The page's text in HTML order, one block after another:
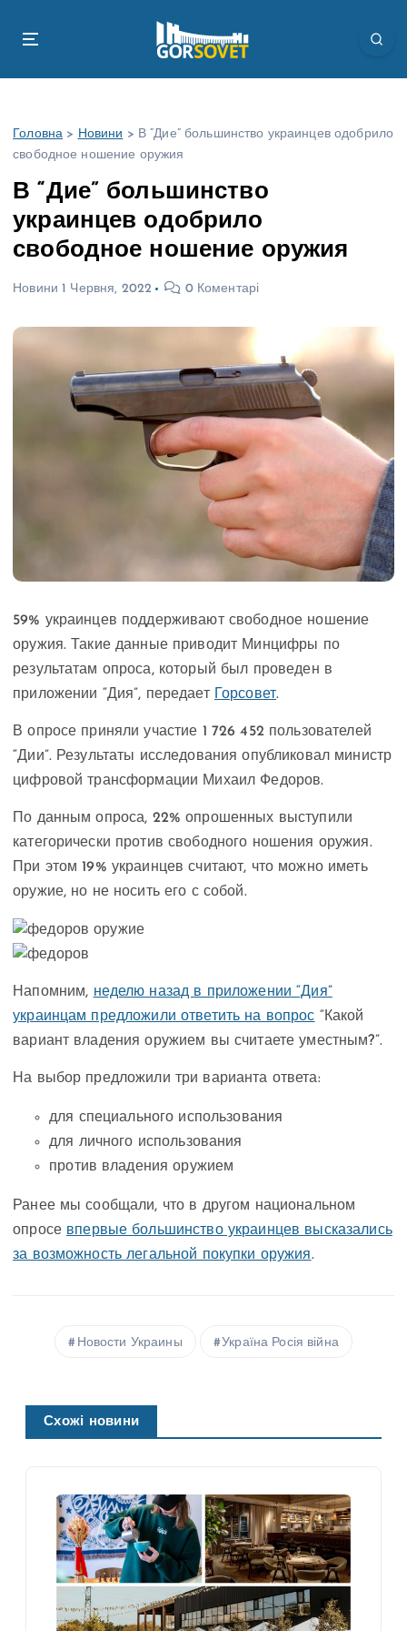
Головна > Новини > В “Дие” большинство украинцев одобрило
свободное ношение оружия
В “Дие” большинство
украинцев одобрило
свободное ношение оружия
Новини 1 Червня, 2022 0 Коментарі
59% украинцев поддерживают свободное ношение
оружия. Такие данные приводит Минцифры по
результатам опроса, который был проведен в
приложении “Дия”, передает
Горсовет.
В опросе приняли участие 1 726 452 пользователей
“Дии”. Результаты исследования опубликовал министр
цифровой трансформации Михаил Федоров.
По данным опроса, 22% опрошенных выступили
категорически против свободного ношения оружия.
При этом 19% украинцев считают, что можно иметь
оружие, но не носить его с собой.
Напомним, неделю назад в приложении “Дия”
украинцам предложили ответить на вопрос “Какой
вариант владения оружием вы считаете уместным?”.
На выбор предложили три варианта ответа:
для специального использования
для личного использования
против владения оружием
Ранее мы сообщали, что в другом национальном
опросе впервые большинство украинцев высказались
за возможность легальной покупки оружия.
Новости Украины Україна Росія війна
Схожі новини